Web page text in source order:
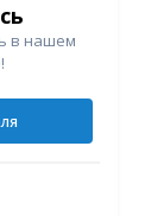
в нашем